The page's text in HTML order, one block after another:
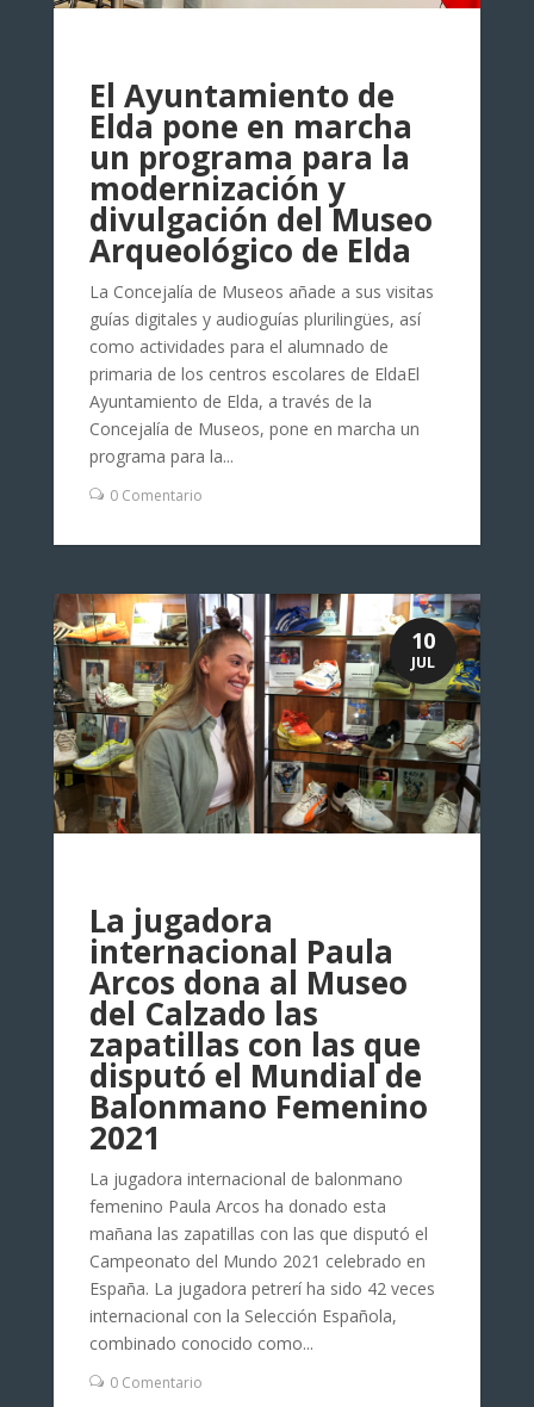
El Ayuntamiento de
Elda pone en marcha
un programa para la
modernización y
divulgación del Museo
Arqueológico de Elda
La Concejalía de Museos añade a sus visitas
guías digitales y audioguías plurilingües, así
como actividades para el alumnado de
primaria de los centros escolares de EldaEl
Ayuntamiento de Elda, a través de la
Concejalía de Museos, pone en marcha un
programa para la...
0 Comentario
La jugadora
internacional Paula
Arcos dona al Museo
del Calzado las
zapatillas con las que
disputó el Mundial de
Balonmano Femenino
2021
La jugadora internacional de balonmano
femenino Paula Arcos ha donado esta
mañana las zapatillas con las que disputó el
Campeonato del Mundo 2021 celebrado en
España. La jugadora petrerí ha sido 42 veces
internacional con la Selección Española,
combinado conocido como...
0 Comentario
10
JUL